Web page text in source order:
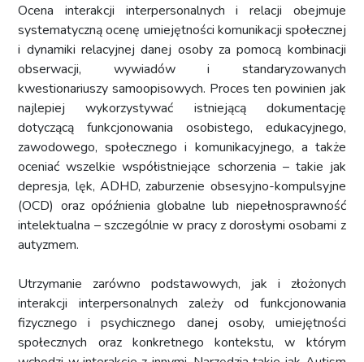
Ocena interakcji interpersonalnych i relacji obejmuje
systematyczną ocenę umiejętności komunikacji społecznej
i dynamiki relacyjnej danej osoby za pomocą kombinacji
obserwacji, wywiadów i standaryzowanych
kwestionariuszy samoopisowych. Proces ten powinien jak
najlepiej wykorzystywać istniejącą dokumentację
dotyczącą funkcjonowania osobistego, edukacyjnego,
zawodowego, społecznego i komunikacyjnego, a także
oceniać wszelkie współistniejące schorzenia – takie jak
depresja, lęk, ADHD, zaburzenie obsesyjno-kompulsyjne
(OCD) oraz opóźnienia globalne lub niepełnosprawność
intelektualna – szczególnie w pracy z dorosłymi osobami z
autyzmem.
Utrzymanie zarówno podstawowych, jak i złożonych
interakcji interpersonalnych zależy od funkcjonowania
fizycznego i psychicznego danej osoby, umiejętności
społecznych oraz konkretnego kontekstu, w którym